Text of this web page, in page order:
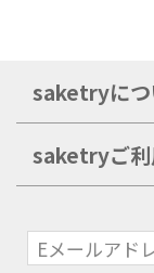
saketryにつ
saketryご利